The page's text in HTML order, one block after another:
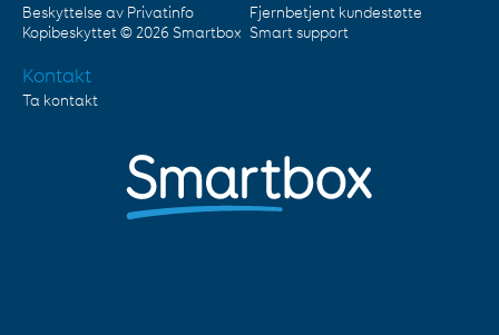
Beskyttelse av Privatinfo
Kopibeskyttet © 2026 Smartbox
Fjernbetjent kundestøtte
Smart support
Kontakt
Ta kontakt